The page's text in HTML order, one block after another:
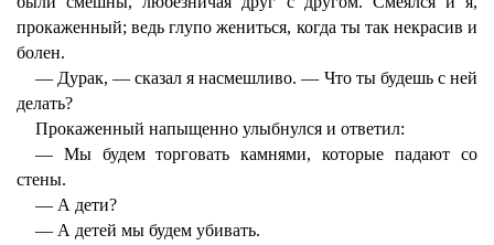
прокаженный; ведь глупо жениться, когда ты так некрасив и
болен.
— Дурак, — сказал я насмешливо. — Что ты будешь с ней
делать?
Прокаженный напыщенно улыбнулся и ответил:
— Мы будем торговать камнями, которые падают со
стены.
— А дети?
— А детей мы будем убивать.